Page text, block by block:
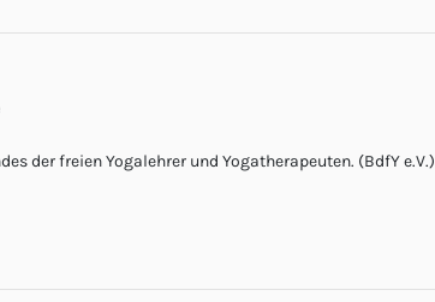
der freien Yogalehrer und Yogatherapeuten. (BdfY e.V.)